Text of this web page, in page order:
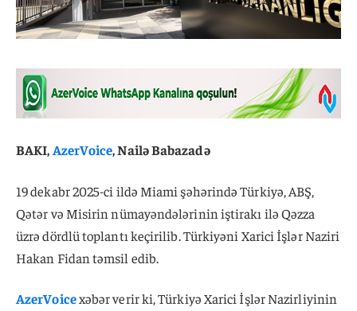
BAKI,AzerVoice, Nailə Babazadə
19 dekabr 2025-ci ildə Miami şəhərində Türkiyə, ABŞ,
Qətər və Misirin nümayəndələrinin iştirakı ilə Qəzza
üzrə dördlü toplantı keçirilib. Türkiyəni Xarici İşlər Naziri
Hakan Fidan təmsil edib.
AzerVoicexəbər verir ki, Türkiyə Xarici İşlər Nazirliyinin